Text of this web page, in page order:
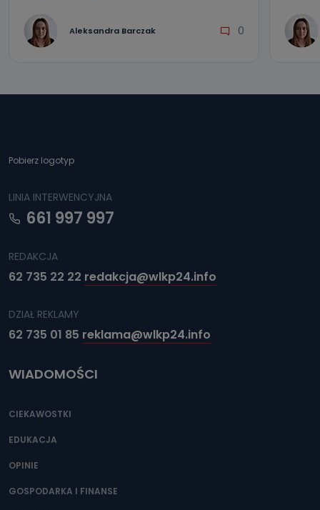
Aleksandra Barczak 0
Pobierz logotyp
LINIA INTERWENCYJNA
661 997 997
REDAKCJA
62 735 22 22 redakcja@wlkp24.info
DZIAŁ REKLAMY
62 735 01 85 reklama@wlkp24.info
WIADOMOŚCI
CIEKAWOSTKI
EDUKACJA
OPINIE
GOSPODARKA I FINANSE